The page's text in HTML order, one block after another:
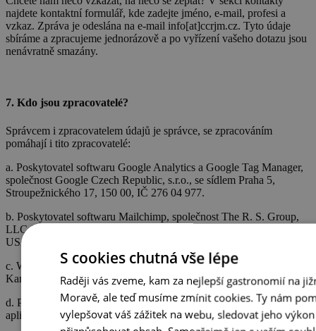
najdete kontaktní formulář, kde zadejte jméno, e-mail, profesi a
vzkaz. Zpráva je odeslána na e-mail info[at]ccrjm.cz. Tyto údaje
sbíráme a zpracujeme jednorázově a po vyřízení vašeho dotazu jsou
nenávratně smazány.
7. Kdo jsou zpracovatelé?
Správcem i zpracovatelem údajů je správce, se zpracováním
pomáhají i tito zpracovatelé:
a. Poskytovatel softwaru Google Analytics a Google Tag Manager,
společnost Google Czech Republic, s.r.o., se sídlem Praha 5,
Stroupežnického 17, 150 00, IČ 276 04 977.
b. Poskytovatel softwaru Mailchimp, společnost The R. S. Group,
LLC 675 Ponce de Leon Ave NE, Suite 5000, Atlanta, GA 303 08
USA.
c. Webmaster stránek Agentura Kreatura, s.r.o., se sídlem
Kameníčkova 2, Brno 616 00.
d. Případně další poskytovatelé zpracovatelských softwarů, služeb a
aplikací, které však v současné době naše centrála nevyužívá.
S cookies chutná vše lépe
Raději vás zveme, kam za nejlepší gastronomií na
Moravě, ale teď musíme zmínit cookies. Ty nám
vylepšovat váš zážitek na webu, sledovat jeho